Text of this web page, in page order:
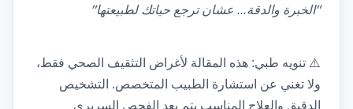
"الخبرة والدقة... عشان ترجع حياتك لطبيعتها"
⚠️